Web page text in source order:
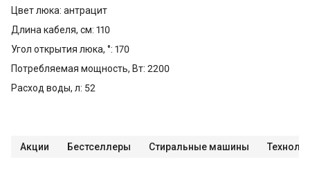
Цвет люка: антрацит
Длина кабеля, см: 110
Угол открытия люка, °: 170
Потребляемая мощность, Вт: 2200
Расход воды, л: 52
Акции Бестселлеры Стиральные машины